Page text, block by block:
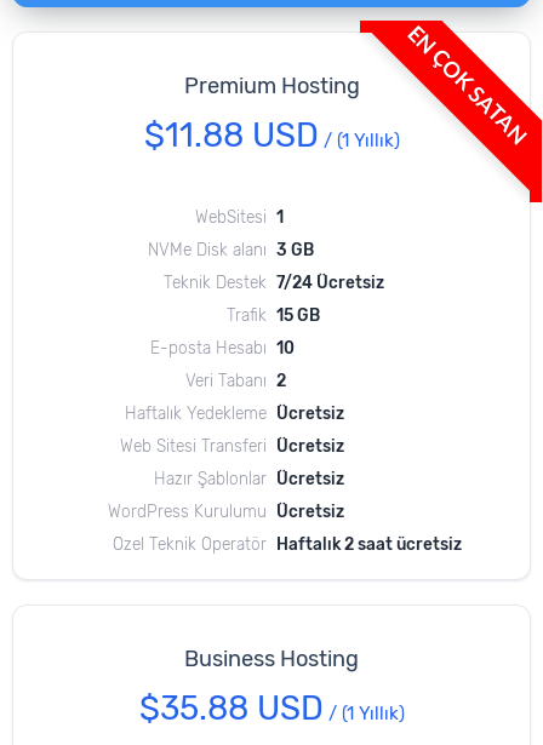
EN ÇOK SATAN
Premium Hosting
$11.88 USD / (1 Yıllık)
WebSitesi 1
NVMe Disk alanı 3 GB
Teknik Destek 7/24 Ücretsiz
Trafik 15 GB
E-posta Hesabı 10
Veri Tabanı 2
Haftalık Yedekleme Ücretsiz
Web Sitesi Transferi
Ücretsiz
Hazır Şablonlar Ücretsiz
WordPress Kurulumu
Ücretsiz
Özel Teknik Operatör
Haftalık 2 saat ücretsiz
Business Hosting
$35.88 USD / (1 Yıllık)